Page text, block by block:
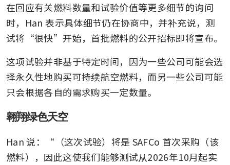
在回应有关燃料数量和试验价值等更多细节的询问
时，Han 表示具体细节仍在协商中，并补充说，测
试将“很快”开始，首批燃料的公开招标即将宣布。
这项试验并非基于特定时间，因为一些公司可能会选
择永久性地购买可持续航空燃料，而另一些公司可能
只会根据各自的需求购买一定数量。
翱翔绿色天空
Han 说：“（这次试验）将是 SAFCo 首次采购（该
燃料），因此这使我们能够测试从2026年10月起实